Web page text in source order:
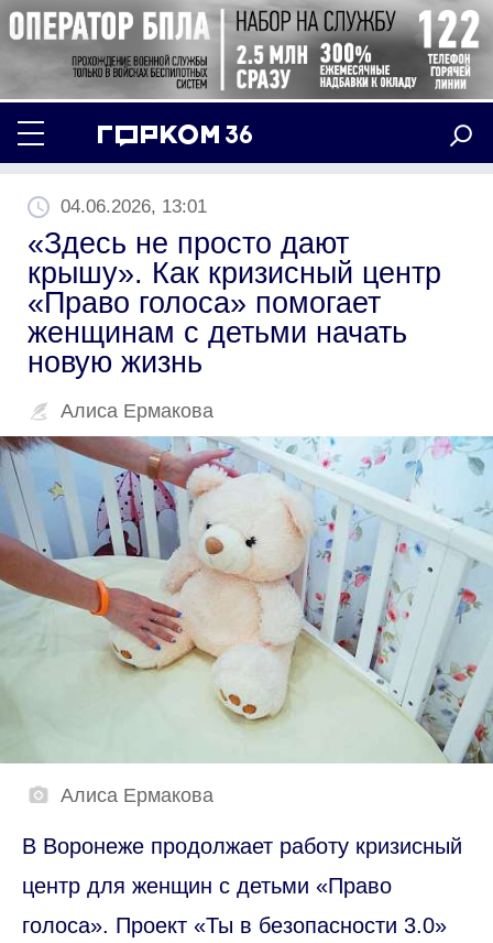
04.06.2026, 13:01
«Здесь не просто дают
крышу». Как кризисный центр
«Право голоса» помогает
женщинам с детьми начать
новую жизнь
Алиса Ермакова
Алиса Ермакова
В Воронеже продолжает работу кризисный
центр для женщин с детьми «Право
голоса». Проект «Ты в безопасности 3.0»